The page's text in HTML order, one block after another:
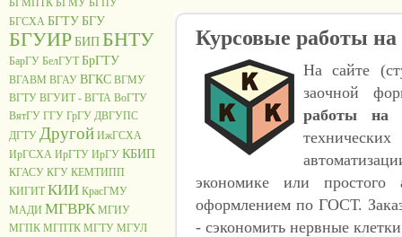
БГМПТК БГМУ БГПУ
БГСХА БГТУБГУ
БГУИРБИПБНТУ
БарГУ БелГУТ БрГТУ
ВГАВМ ВГАУ ВГКС ВГМУ
ВГТУ ВГУИТ - ВГТА ВоГТУ
ВятГУ ГГУ ГрГУ ДВГУПС
ДГТУ Другой ИжГСХА
ИрГСХА ИрГТУ ИрГУ КБИП
КГАСУ КГУ КЕМТИПП
КИГИТ КИИ КрасГМУ
МАДИ МГВРК МГИУ
МГПК МГПТК МГТУ МГУЛ
Курсовые работы на
На сайте
заочной
работы на
экономике или простого
оформлением по ГОСТ.
- сэкономить нервные